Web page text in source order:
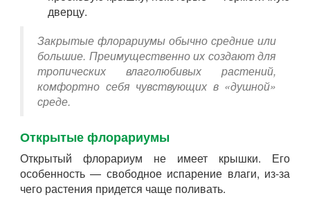
дверцу.
Закрытые флорариумы обычно средние или
большие. Преимущественно их создают для
тропических влаголюбивых растений,
комфортно себя чувствующих в «душной»
среде.
Открытые флорариумы
Открытый флорариум не имеет крышки. Его
особенность — свободное испарение влаги, из-за
чего растения придется чаще поливать.